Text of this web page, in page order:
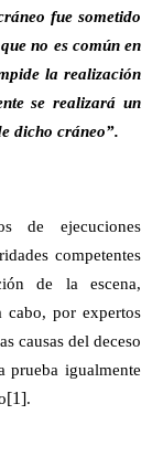
fue sometido
no es común en
la realización
se realizará un
dicho cráneo”.
de ejecuciones
competentes
de la escena,
por expertos
causas del deceso
prueba igualmente
[1].